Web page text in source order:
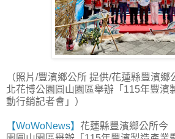
（照片/豐濱鄉公所 提供/花蓮縣豐濱
北花博公園圓山園區舉辦「115年豐濱
動行銷記者會」）
【WoWoNews】 花蓮縣豐濱鄉公所今